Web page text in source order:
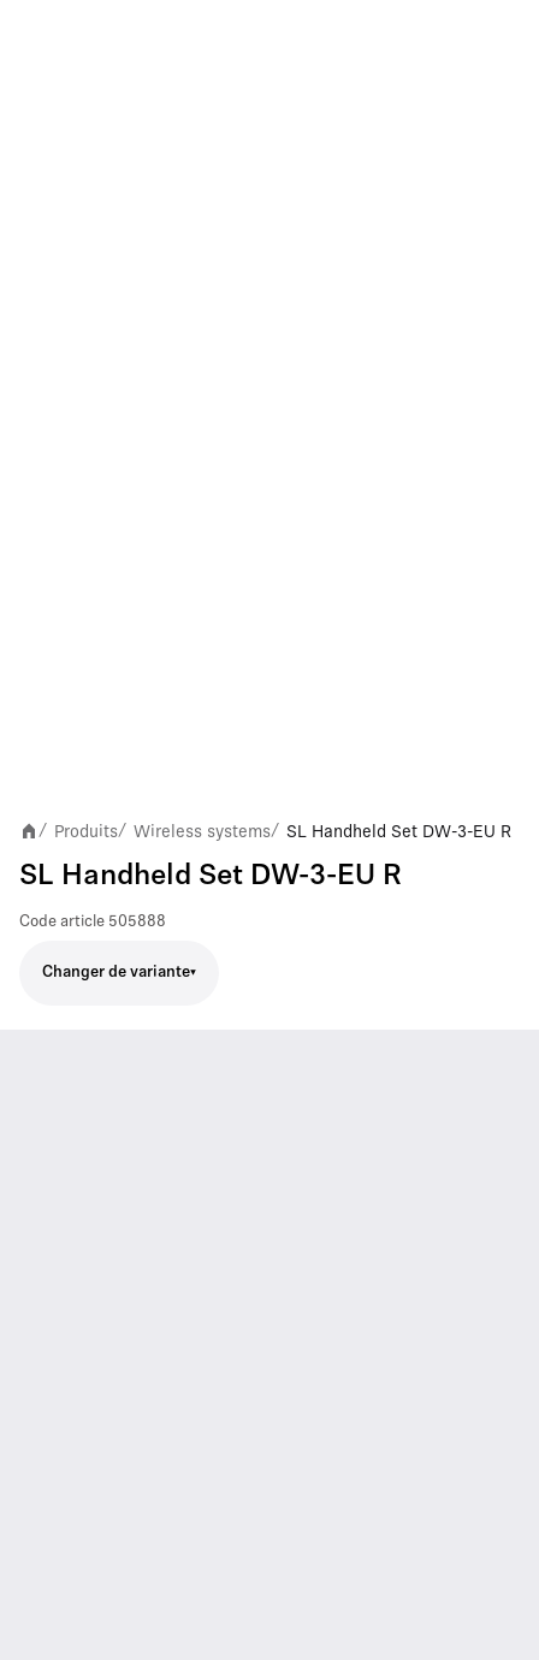
/ Produits/ Wireless systems/ SL Handheld Set DW-3-EU R
SL Handheld Set DW-3-EU R
Code article 505888
Changer de variante